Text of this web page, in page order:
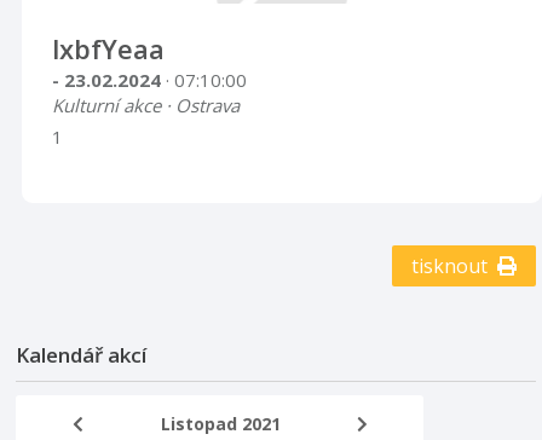
lxbfYeaa
- 23.02.2024 · 07:10:00
Kulturní akce · Ostrava
1
tisknout
Kalendář akcí
Listopad 2021